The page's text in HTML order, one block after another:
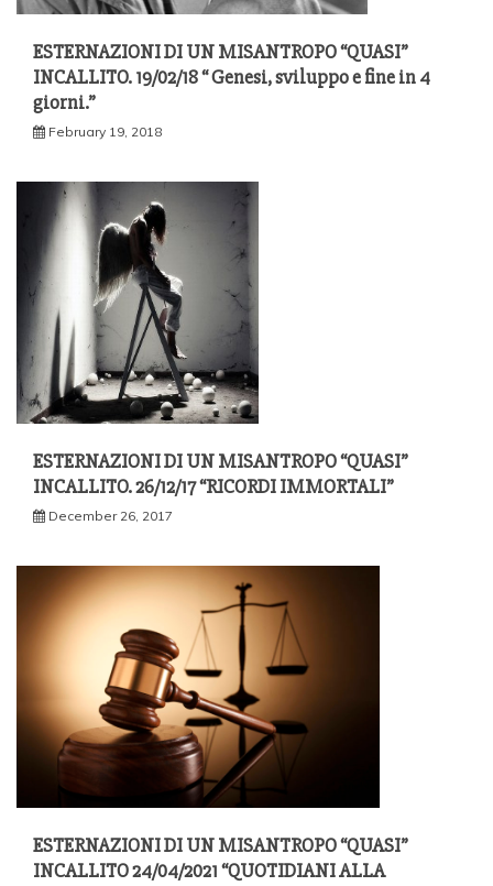
ESTERNAZIONI DI UN MISANTROPO “QUASI”
INCALLITO. 19/02/18 “ Genesi, sviluppo e fine in 4
giorni.”
February 19, 2018
ESTERNAZIONI DI UN MISANTROPO “QUASI”
INCALLITO. 26/12/17 “RICORDI IMMORTALI”
December 26, 2017
ESTERNAZIONI DI UN MISANTROPO “QUASI”
INCALLITO 24/04/2021 “QUOTIDIANI ALLA